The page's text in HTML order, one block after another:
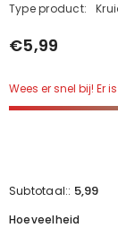
Type product:
€5,99
Wees er snel bij! Er
Subtotaal:: 5,99
Hoeveelheid